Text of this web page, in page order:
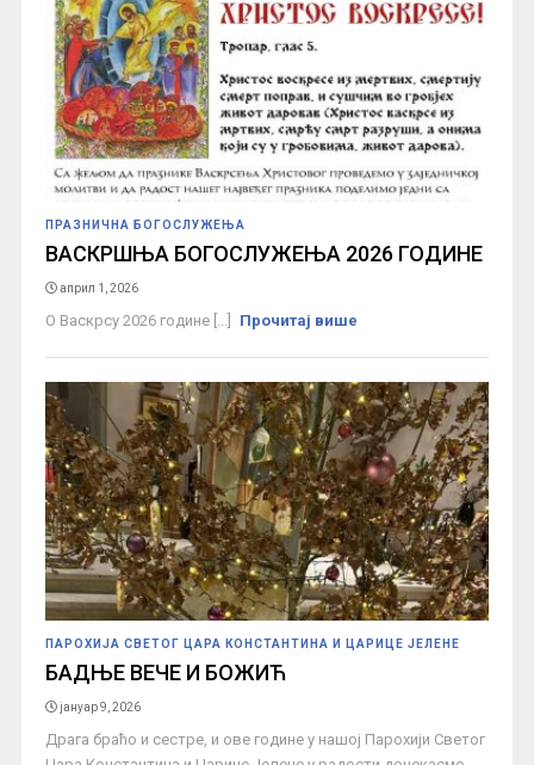
ПРАЗНИЧНА БОГОСЛУЖЕЊА
ВАСКРШЊА БОГОСЛУЖЕЊА 2026 ГОДИНЕ
април 1, 2026
О Васкрсу 2026 године [...] Прочитај више
ПАРОХИЈА СВЕТОГ ЦАРА КОНСТАНТИНА И ЦАРИЦЕ ЈЕЛЕНЕ
БАДЊЕ ВЕЧЕ И БОЖИЋ
јануар 9, 2026
Драга браћо и сестре, и ове године у нашој Парохији Светог